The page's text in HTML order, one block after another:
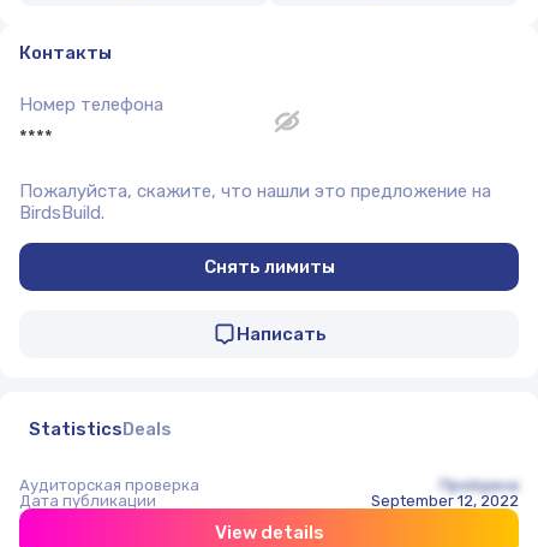
Контакты
Номер телефона
****
Пожалуйста, скажите, что нашли это предложение на
BirdsBuild.
Снять лимиты
Написать
StatisticsDeals
Аудиторская проверка
Пройдена
Дата публикации
September 12, 2022
View details